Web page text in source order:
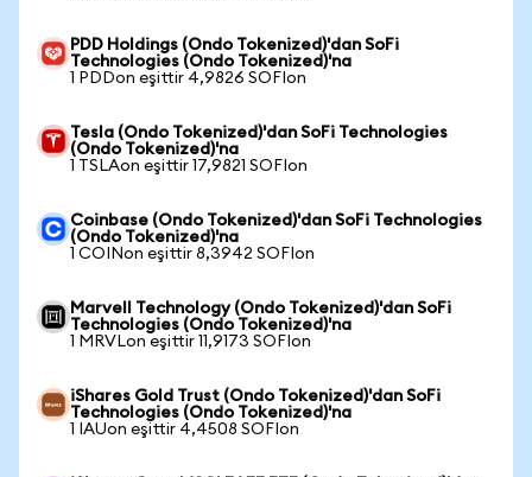
PDD Holdings (Ondo Tokenized)'dan SoFi
Technologies (Ondo Tokenized)'na
1 PDDon eşittir 4,9826 SOFIon
Tesla (Ondo Tokenized)'dan SoFi Technologies
(Ondo Tokenized)'na
1 TSLAon eşittir 17,9821 SOFIon
Coinbase (Ondo Tokenized)'dan SoFi Technologies
(Ondo Tokenized)'na
1 COINon eşittir 8,3942 SOFIon
Marvell Technology (Ondo Tokenized)'dan SoFi
Technologies (Ondo Tokenized)'na
1 MRVLon eşittir 11,9173 SOFIon
iShares Gold Trust (Ondo Tokenized)'dan SoFi
Technologies (Ondo Tokenized)'na
1 IAUon eşittir 4,4508 SOFIon